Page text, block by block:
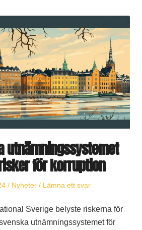
utnämningssystemet
för korruption
Publicerat
Nyheter Lämna ett svar
Sverige belyste riskerna för
utnämningssystemet för